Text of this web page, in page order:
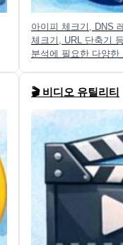
아이피 체크기, DNS
체크기, URL 단축기
분석에 필요한 다양
🎬 비디오 유틸리티